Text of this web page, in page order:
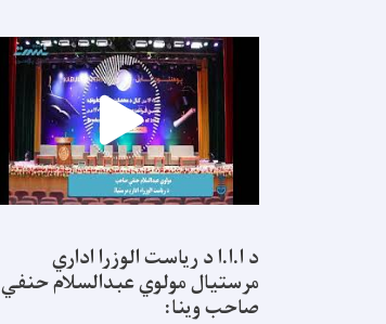
د ا.ا.ا د ریاست الوزرا اداري
مرستیال مولوي عبدالسلام حنفي
صاحب وینا: